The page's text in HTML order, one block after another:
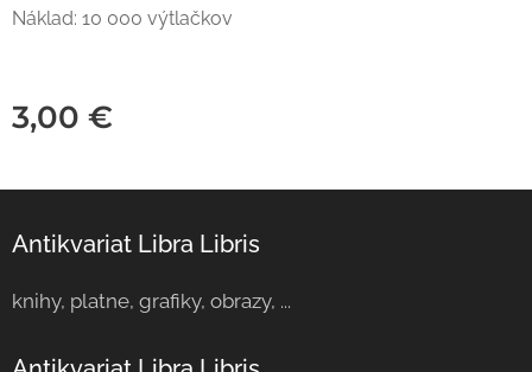
Náklad: 10 000 výtlačkov
3,00 €
Antikvariat Libra Libris
knihy, platne, grafiky, obrazy, ...